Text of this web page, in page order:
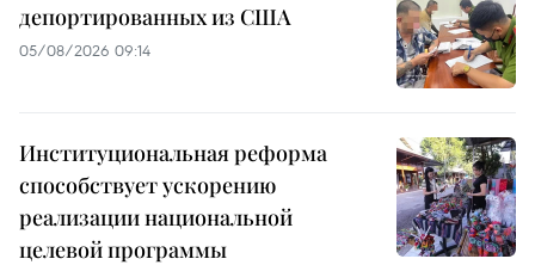
депортированных из США
05/08/2026 09:14
Институциональная реформа
способствует ускорению
реализации национальной
целевой программы